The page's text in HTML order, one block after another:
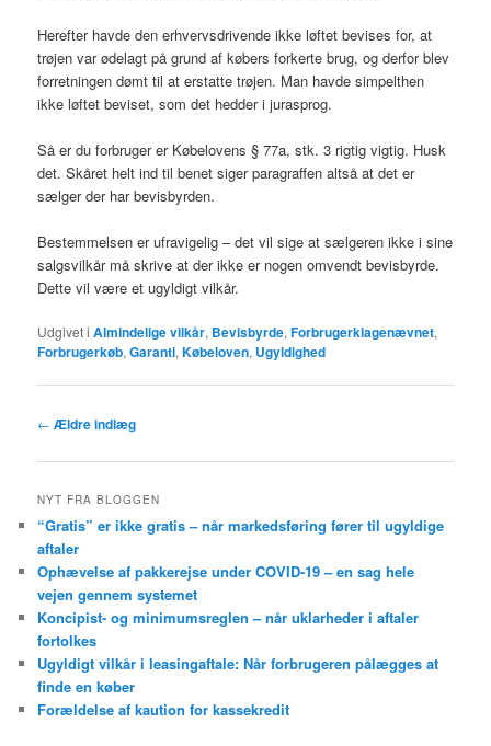
Herefter havde den erhvervsdrivende ikke løftet bevises for, at
trøjen var ødelagt på grund af købers forkerte brug, og derfor blev
forretningen dømt til at erstatte trøjen. Man havde simpelthen
ikke løftet beviset, som det hedder i jurasprog.
Så er du forbruger er Købelovens § 77a, stk. 3 rigtig vigtig. Husk
det. Skåret helt ind til benet siger paragraffen altså at det er
sælger der har bevisbyrden.
Bestemmelsen er ufravigelig – det vil sige at sælgeren ikke i sine
salgsvilkår må skrive at der ikke er nogen omvendt bevisbyrde.
Dette vil være et ugyldigt vilkår.
Udgivet i Almindelige vilkår, Bevisbyrde,Forbrugerklagenævnet,
Forbrugerkøb,Garanti,Købeloven, Ugyldighed
Indlægsnavigation
← Ældre indlæg
NYT FRA BLOGGEN
“Gratis” er ikke gratis – når markedsføring fører til ugyldige
aftaler
Ophævelse af pakkerejse under COVID-19 – en sag hele
vejen gennem systemet
Koncipist- og minimumsreglen – når uklarheder i aftaler
fortolkes
Ugyldigt vilkår i leasingaftale: Når forbrugeren pålægges at
finde en køber
Forældelse af kaution for kassekredit